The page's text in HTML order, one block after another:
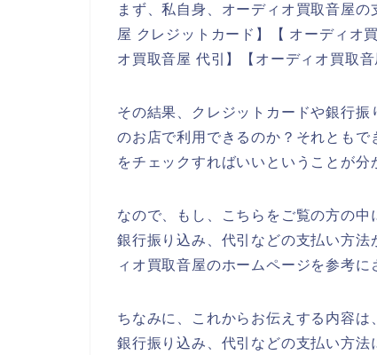
まず、私自身、オーディオ買取音屋
屋 クレジットカード】【 オーディオ
オ買取音屋 代引】【オーディオ買取
その結果、クレジットカードや銀行
のお店で利用できるのか？それとも
をチェックすればいいということが分
なので、もし、こちらをご覧の方の
銀行振り込み、代引などの支払い方
ィオ買取音屋のホームページを参考に
ちなみに、これからお伝えする内容
銀行振り込み、代引などの支払い方